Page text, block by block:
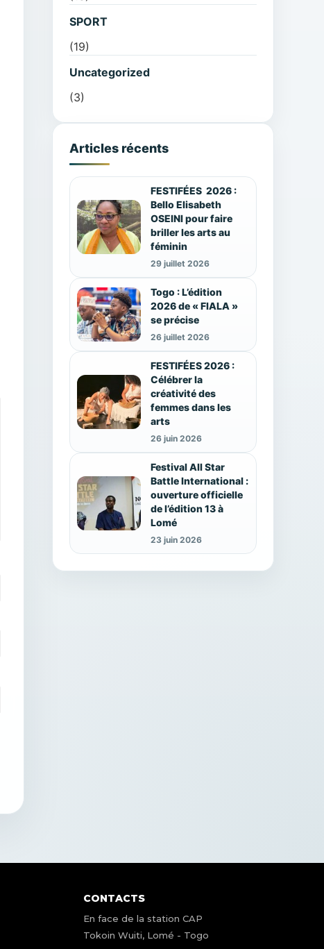
SPORT
(19)
Uncategorized
(3)
Articles récents
FESTIFÉES 2026 :
Bello Elisabeth
OSEINI pour faire
briller les arts au
féminin
29 juillet 2026
Togo : L’édition
2026 de « FIALA »
se précise
26 juillet 2026
FESTIFÉES 2026 :
Célébrer la
créativité des
femmes dans les
arts
26 juin 2026
Festival All Star
Battle International :
ouverture officielle
de l’édition 13 à
Lomé
23 juin 2026
CONTACTS
En face de la station CAP
Tokoin Wuiti, Lomé - Togo